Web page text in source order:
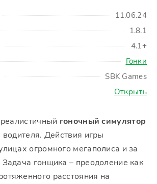
11.06.24
1.8.1
4.1+
Гонки
SBK Games
Открыть
гоночный симулятор
водителя. Действия игры
огромного мегаполиса и за
гонщика – преодоление как
расстояния на